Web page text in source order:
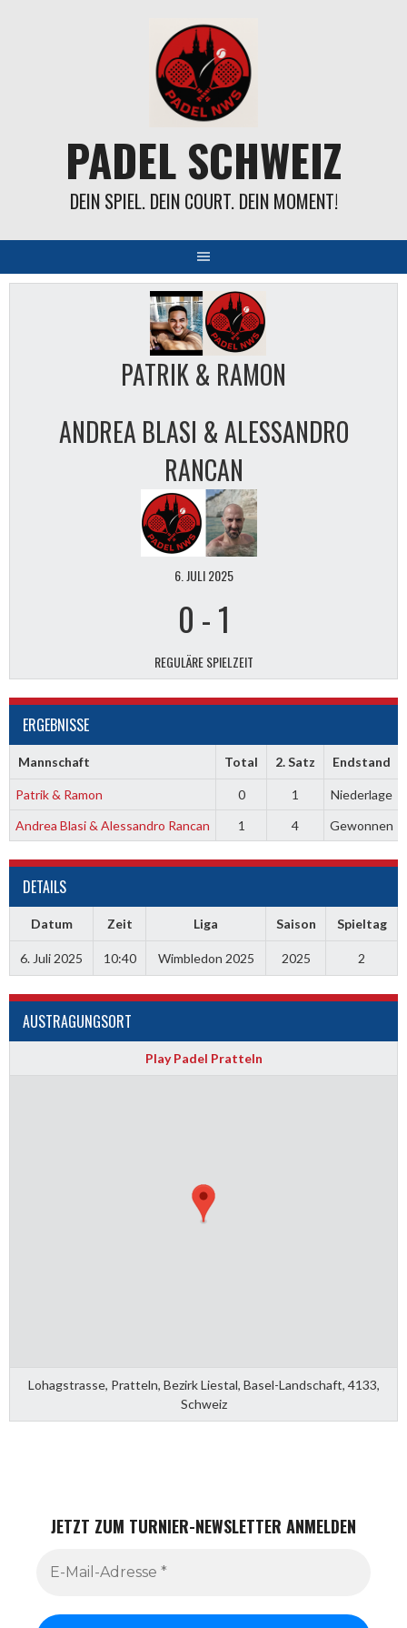
PADEL SCHWEIZ
DEIN SPIEL. DEIN COURT. DEIN MOMENT!
PATRIK & RAMON
ANDREA BLASI & ALESSANDRO
RANCAN
6. JULI 2025
0 -1
REGULÄRE SPIELZEIT
ERGEBNISSE
Mannschaft Total 2. Satz Endstand
Patrik & Ramon 0 1
Niederlage
Andrea Blasi & Alessandro Rancan
1 4 Gewonnen
DETAILS
Datum Zeit Liga Saison Spieltag
6. Juli 2025 10:40 Wimbledon 2025 2025 2
AUSTRAGUNGSORT
Play Padel Pratteln
Lohagstrasse, Pratteln, Bezirk Liestal, Basel-Landschaft, 4133,
Schweiz
JETZT ZUM TURNIER-NEWSLETTER ANMELDEN